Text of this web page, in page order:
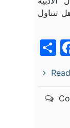
تتناول